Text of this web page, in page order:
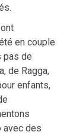
en couple
pas de
de Ragga,
enfants,
avec des